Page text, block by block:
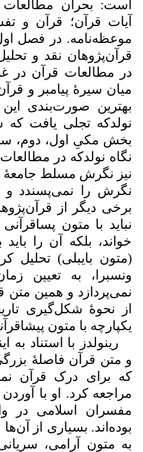
است: بحران
آیات قرآن؛ قرآن و
موعظه‌نامه. در فصل
قرآن‌پژوهان نقد و
در مطالعات قرآن در
میان سیرۀ پیامبر و
بهترین صورت‌بندی این
نولدکه تجلی یافت که
بخش مکیِ اول، دوم،
نگاه نولدکه در
نیز نگرش مسلط جامعهٔ
نگرش را نمی‌پسندد و
برخی دیگر از
نباید با متون
خواند، بلکه آن را
(متون بایبلی) تحلیل
ونسبرا، به تعیین
نمی‌پردازد و همین متن
از نحوهٔ شکل‌گیری
یکپارچه با متون
رینولدز با استناد
و متن قرآن فاصلۀ
که برای درک قرآن
مراجعه کرد. او با
مفسران اسلامی در
بوده‌اند. بسیاری از
به متون آرامی،